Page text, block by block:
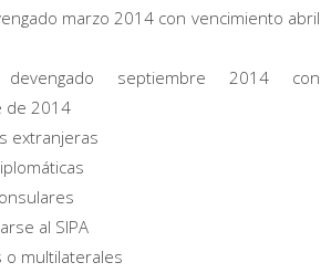
marzo 2014 con vencimiento abril
septiembre 2014 con
de 2014
extranjeras
al SIPA
o multilaterales